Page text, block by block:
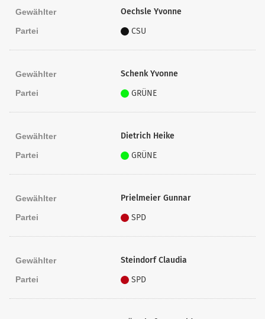
Gewählter Oechsle Yvonne
Partei CSU
Gewählter Schenk Yvonne
Partei GRÜNE
Gewählter Dietrich Heike
Partei GRÜNE
Gewählter Prielmeier Gunnar
Partei SPD
Gewählter Steindorf Claudia
Partei SPD